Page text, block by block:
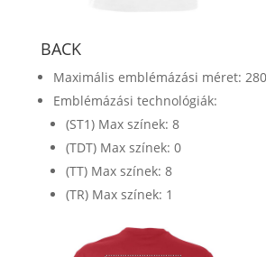
BACK
Maximális emblémázási méret:
Emblémázási technológiák:
(ST1) Max színek: 8
(TDT) Max színek: 0
(TT) Max színek: 8
(TR) Max színek: 1